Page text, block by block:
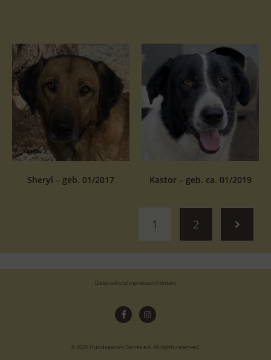
Sheryl – geb. 01/2017 Kastor – geb. ca. 01/2019
1 2
© 2026 Hundegarten Serres e.V. All rights reserved.
DatenschutzImpressumKontakt